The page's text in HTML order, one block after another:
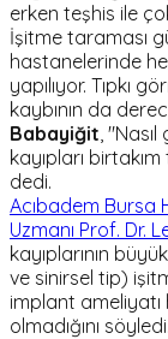
erken teşhis ile
İşitme taraması
hastanelerinde
yapılıyor. Tıpkı
kaybının da
Babayiğit ,
kayıpları
dedi.
Acıbadem Bursa
Uzmanı Prof. Dr.
kayıplarının
ve sinirsel tip)
implant
olmadığını söyledi.